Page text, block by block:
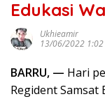
Edukasi
Ukhieamir
13/06/2022 1:02
BARRU, — Hari
Regident Samsat